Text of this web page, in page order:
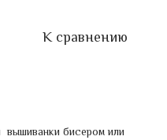
К сравнению
вышиванки бисером или